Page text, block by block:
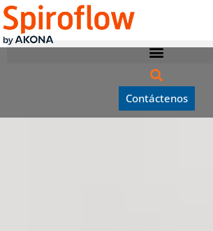
Contáctenos